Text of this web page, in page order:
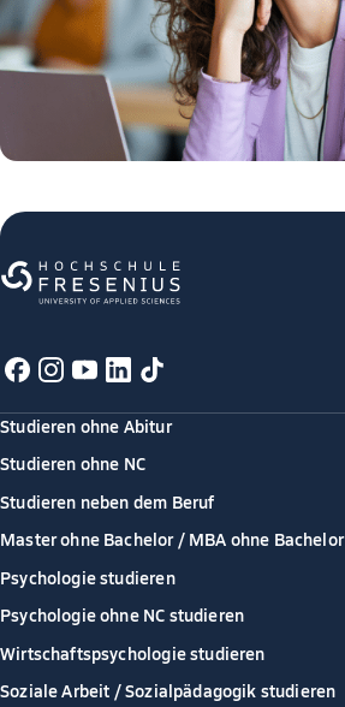
Studieren ohne Abitur
Studieren ohne NC
Studieren neben dem Beruf
Master ohne Bachelor / MBA ohne Bachelor
Psychologie studieren
Psychologie ohne NC studieren
Wirtschaftspsychologie studieren
Soziale Arbeit / Sozialpädagogik studieren